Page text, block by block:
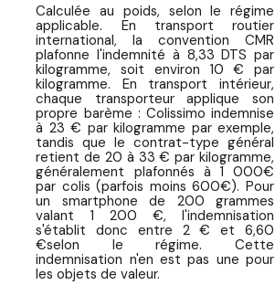
Calculée au poids, selon le régime
applicable. En transport routier
international, la convention CMR
plafonne l'indemnité à 8,33 DTS par
kilogramme, soit environ 10 € par
kilogramme. En transport intérieur,
chaque transporteur applique son
propre barème : Colissimo indemnise
à 23 € par kilogramme par exemple,
tandis que le contrat-type général
retient de 20 à 33 € par kilogramme,
généralement plafonnés à 1 000€
par colis (parfois moins 600€). Pour
un smartphone de 200 grammes
valant 1 200 €, l'indemnisation
s'établit donc entre 2 € et 6,60
€selon le régime. Cette
indemnisation n'en est pas une pour
les objets de valeur.